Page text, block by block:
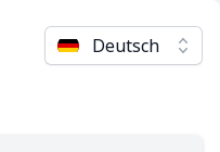
Deutsch